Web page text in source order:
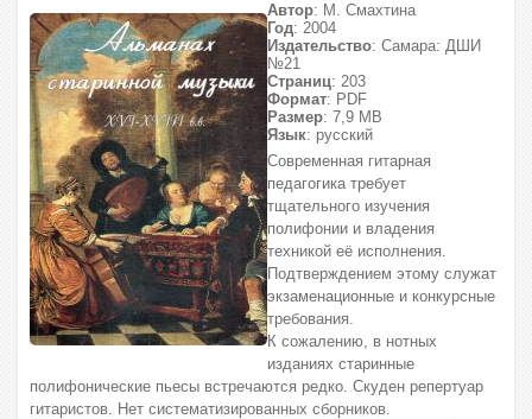
Автор: М. Смахтина
Год: 2004
Издательство: Самара: ДШИ
№21
Страниц: 203
Формат: PDF
Размер: 7,9 МВ
Язык: русский
Современная гитарная
педагогика требует
тщательного изучения
полифонии и владения
техникой её исполнения.
Подтверждением этому служат
экзаменационные и конкурсные
требования.
К сожалению, в нотных
изданиях старинные
полифонические пьесы встречаются редко. Скуден репертуар
гитаристов. Нет систематизированных сборников.